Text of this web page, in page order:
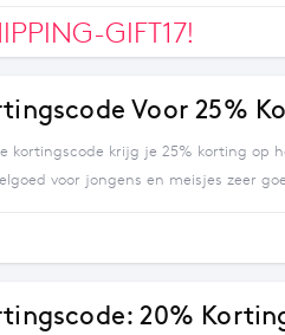
GIFT17!
Voor 25%
kortingscode krijg je 25% korting op
voor jongens en meisjes zeer
20%